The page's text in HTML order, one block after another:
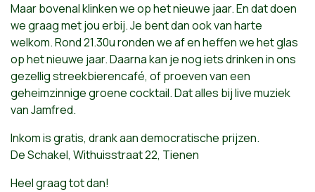
Maar bovenal klinken we op het nieuwe jaar. En dat doen
we graag met jou erbij. Je bent dan ook van harte
welkom. Rond 21.30u ronden we af en heffen we het glas
op het nieuwe jaar. Daarna kan je nog iets drinken in ons
gezellig streekbierencafé, of proeven van een
geheimzinnige groene cocktail. Dat alles bij live muziek
van Jamfred.
Inkom is gratis, drank aan democratische prijzen.
De Schakel, Withuisstraat 22, Tienen
Heel graag tot dan!